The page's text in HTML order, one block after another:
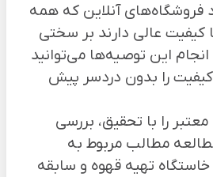
فروشگاه‌های آنلاین که همه
کیفیت عالی دارند بر سختی
انجام این توصیه‌ها می‌توانید
را بدون دردسر پیش
را با تحقیق، بررسی
مطالب مربوط به
تهیه قهوه و سابقه